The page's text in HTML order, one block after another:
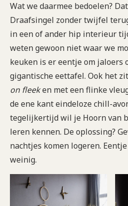
Wat we daarmee bedoelen?
Draafsingel zonder twijfel
in een of ander hip interieur
weten gewoon niet waar we
keuken is er eentje om jaloers
gigantische eettafel. Ook het
on fleeken met een flinke
de ene kant eindeloze chill-
tegelijkertijd wil je Hoorn van
leren kennen. De oplossing?
nachtjes komen logeren.
weinig.